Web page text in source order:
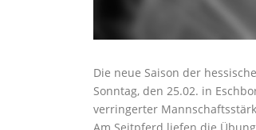
Die neue Saison der
Sonntag, den 25.02. in
verringerter
Am Seitpferd liefen die